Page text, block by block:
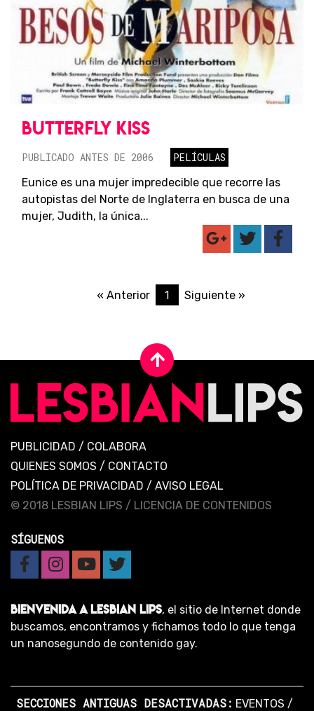
BUTTERFLY KISS
PUBLICADO ANTES DE 2006
PELÍCULAS
Eunice es una mujer impredecible que recorre las
autopistas del Norte de Inglaterra en busca de una
mujer, Judith, la única...
« Anterior 1 Siguiente »
PUBLICIDAD / COLABORA
QUIENES SOMOS / CONTACTO
POLÍTICA DE PRIVACIDAD / AVISO LEGAL
© 2018 LESBIAN LIPS / LICENCIA DE CONTENIDOS
SÍGUENOS
BIENVENIDA A LESBIAN LIPS, el sitio de Internet donde
buscamos, encontramos y fichamos todo lo que tenga
un nanosegundo de contenido gay.
SECCIONES ANTIGUAS DESACTIVADAS: EVENTOS /